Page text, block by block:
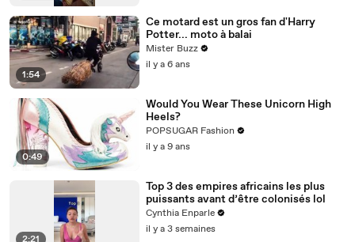
1:54
Ce motard est un gros fan d'Harry
Potter... moto à balai
Mister Buzz
il y a 6 ans
0:49
Would You Wear These Unicorn High
Heels?
POPSUGAR Fashion
il y a 9 ans
Top 3 des empires africains les plus
puissants avant d’être colonisés lol
Cynthia Enparle
il y a 3 semaines